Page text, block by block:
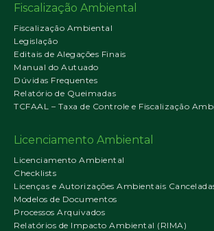
Fiscalização Ambiental
Fiscalização Ambiental
Legislação
Editais de Alegações Finais
Manual do Autuado
Dúvidas Frequentes
Relatório de Queimadas
TCFAAL – Taxa de Controle e Fiscalização
Licenciamento Ambiental
Licenciamento Ambiental
Checklists
Licenças e Autorizações Ambientais
Modelos de Documentos
Processos Arquivados
Relatórios de Impacto Ambiental (RIMA)